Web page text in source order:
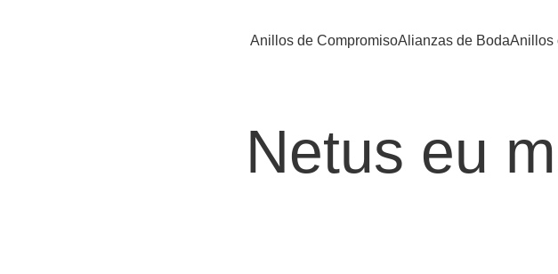
Anillos de CompromisoAlianzas de BodaAnillos
Netus eu